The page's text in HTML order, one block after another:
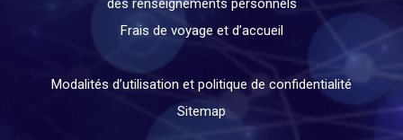
Frais de voyage et d’accueil
Modalités d’utilisation et politique de confidentialité
Sitemap